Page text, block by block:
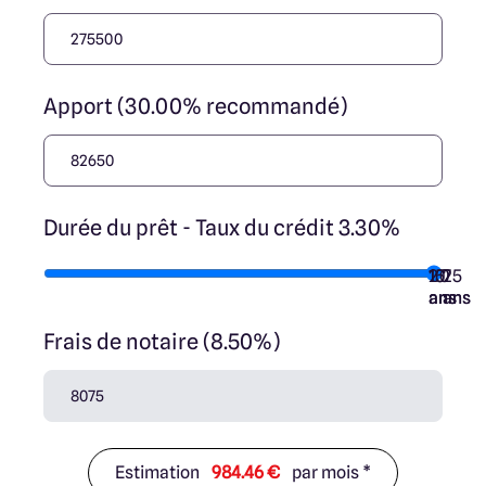
Apport (30.00% recommandé)
Durée du prêt - Taux du crédit 3.30%
7
ans
10
ans
15
ans
20
ans
25
ans
Frais de notaire (8.50%)
Estimation 984.46 € par mois *